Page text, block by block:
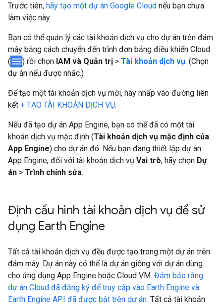
Trước tiên, hãy tạo một dự án Google Cloud nếu bạn chưa
làm việc này.
Bạn có thể quản lý các tài khoản dịch vụ cho dự án trên đám
mây bằng cách chuyển đến trình đơn bảng điều khiển Cloud
(menu) rồi chọn IAM và Quản trị > Tài khoản dịch vụ. (Chọn
dự án nếu được nhắc.)
Để tạo một tài khoản dịch vụ mới, hãy nhấp vào đường liên
kết + TẠO TÀI KHOẢN DỊCH VỤ.
Nếu đã tạo dự án App Engine, bạn có thể đã có một tài
khoản dịch vụ mặc định (Tài khoản dịch vụ mặc định của
App Engine) cho dự án đó. Nếu bạn đang thiết lập dự án
App Engine, đối với tài khoản dịch vụ Vai trò, hãy chọn Dự
án > Trình chỉnh sửa.
Định cấu hình tài khoản dịch vụ để sử
dụng Earth Engine
Tất cả tài khoản dịch vụ đều được tạo trong một dự án trên
đám mây. Dự án này có thể là dự án giống với dự án dùng
cho ứng dụng App Engine hoặc Cloud VM. Đảm bảo rằng
dự án Cloud đã đăng ký để truy cập vào Earth Engine và
Earth Engine API đã được bật trên dự án. Tất cả tài khoản